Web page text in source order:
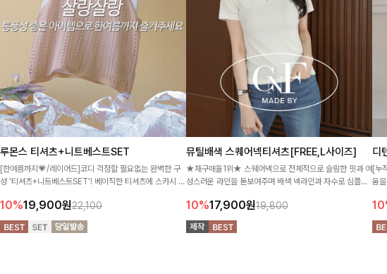
루몬스 티셔츠+니트베스트SET
[한여름까지💗/레이어드]코디 걱정할 필요없는 완벽한 구
성 '티셔츠+니트베스트SET'! 베이직한 티셔츠에 스카시 짜
10%19,900원22,100
뮤틸배색 스퀘어넥티셔츠[FREE,L사이즈]
★재구매율1위★ 스퀘어넥으로 전체적으로 슬림한 핏과 여
성스러운 라인을 돋보여주며 배색 넥라인과 자수로 심플한
10%17,900원19,800
디
[누
움